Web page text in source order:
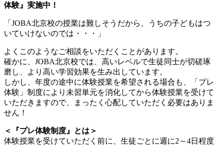
体験』実施中！
「JOBA北京校の授業は難しそうだから、うちの子どもはつ
いていけないのでは・・・」
よくこのようなご相談をいただくことがあります。
確かに、JOBA北京校では、高いレベルで生徒同士が切磋琢
磨し、より高い学習効果を生み出しています。
しかし、年度の途中に体験授業を希望される場合も、「プレ
体験」制度により未習単元を消化してから体験授業を受けて
いただきますので、まったく心配していただく必要はありま
せん！
＜『プレ体験制度』とは＞
体験授業を受けていただく前に、生徒ごとに週に2～4日程度